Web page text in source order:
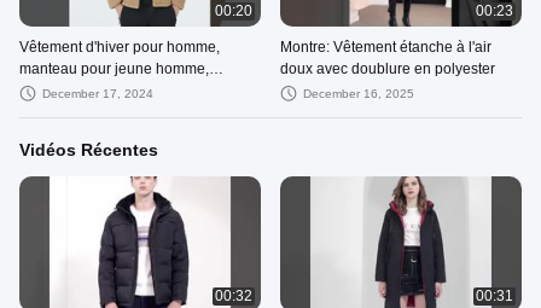
00:20
Vêtement d'hiver pour homme,
manteau pour jeune homme,
étanche, étanche au vent
December 17, 2024
00:23
Montre: Vêtement étanche à l'air
doux avec doublure en polyester
December 16, 2025
Vidéos Récentes
00:32 00:31